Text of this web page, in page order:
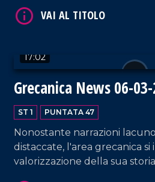
17:02
Grecanica News 06-
ST 1 PUNTATA 47
Nonostante narrazioni
distaccate, l'area grecanica
valorizzazione della sua
VAI AL TITOLO